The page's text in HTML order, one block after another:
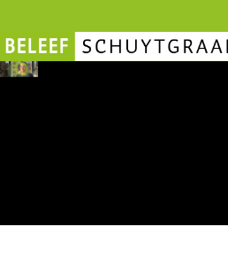
en
naar